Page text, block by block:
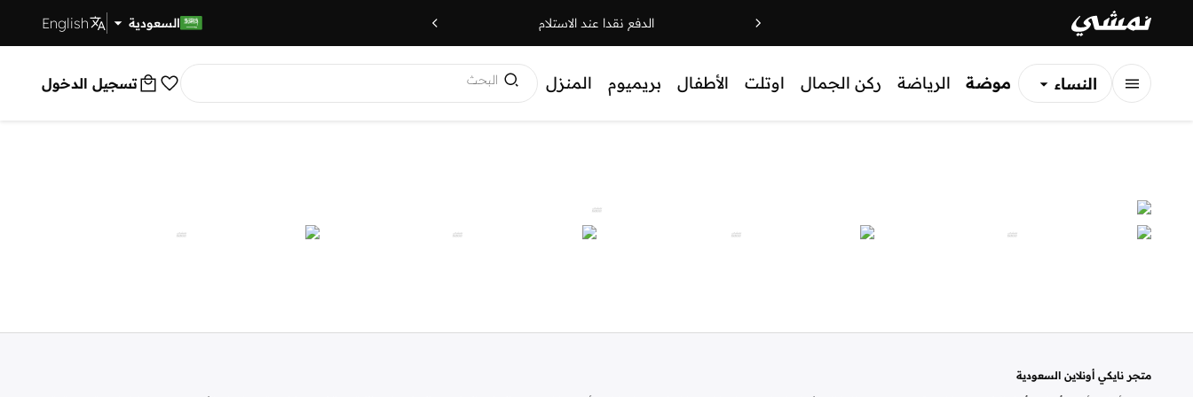
الدفع نقدا عند الاستلام توصيل سريع السعودية English
النساء
موضة الرياضة ركن الجمال اوتلت الأطفال بريميوم المنزل البحث تسجيل الدخول
متجر نايكي أونلاين السعودية